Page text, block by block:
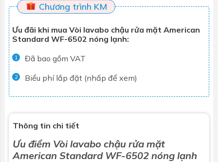
Chương trình KM
Ưu đãi khi mua Vòi lavabo chậu rửa mặt American
Standard WF-6502 nóng lạnh:
1 Đã bao gồm VAT
2 Biểu phí lắp đặt (nhấp để xem)
Thông tin chi tiết
Ưu điểm Vòi lavabo chậu rửa mặt
American Standard WF-6502 nóng lạnh